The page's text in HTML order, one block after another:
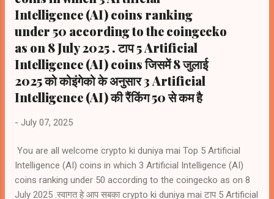
Intelligence (AI) coins ranking
under 50 according to the coingecko
as on 8 July 2025 . टाप 5 Artificial
Intelligence (AI) coins जिसमें 8 जुलाई
2025 को कोइंगेको के अनुसार 3 Artificial
Intelligence (AI) की रैंकिंग 50 से कम है
- July 07, 2025
You are all welcome crypto ki duniya mai Top 5 Artificial
Intelligence (AI) coins in which 3 Artificial Intelligence (AI)
coins ranking under 50 according to the coingecko as on 8
July 2025 .स्वागत हे आप सबका crypto ki duniya mai टाप 5 Artificial